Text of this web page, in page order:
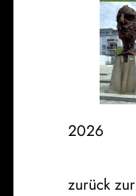
2026
zurück zur